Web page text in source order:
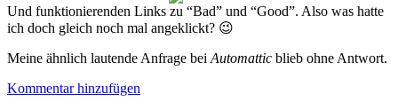
Und funktionierenden Links zu “Bad” und “Good”. Also was hatte
ich doch gleich noch mal angeklickt? 😉
Meine ähnlich lautende Anfrage bei Automattic blieb ohne Antwort.
Kommentar hinzufügen